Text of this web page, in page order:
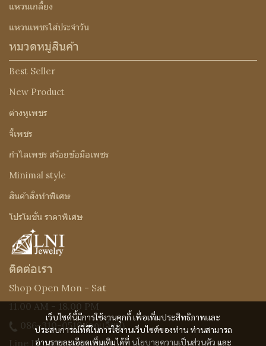
เว็บไซต์นี้มีการใช้งานคุกกี้ เพื่อเพิ่มประสิทธิภาพและ
ประสบการณ์ที่ดีในการใช้งานเว็บไซต์ของท่าน ท่านสามารถ
อ่านรายละเอียดเพิ่มเติมได้ที่ นโยบายความเป็นส่วนตัว และ
แหวนเกลี้ยง
แหวนเพชรใส่ประจำวัน
หมวดหมู่สินค้า
Best Seller
New Product
ต่างหูเพชร
จี้เพชร
กำไลเพชร สร้อยข้อมือเพชร
Minimal style
สินค้าสั่งทำพิเศษ
โปรโมชั่น ราคาพิเศษ
ติดต่อเรา
Shop Open Mon - Sat
11.00 AM - 18.00 PM
086-310-0519(คุณเจี๊ยบ)
Line ID : @Lnijewelry